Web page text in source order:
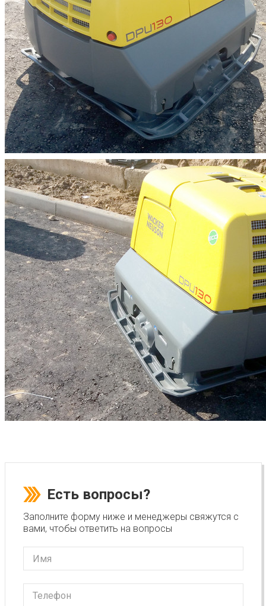
Есть вопросы?
Заполните форму ниже и менеджеры свяжутся с
вами, чтобы ответить на вопросы